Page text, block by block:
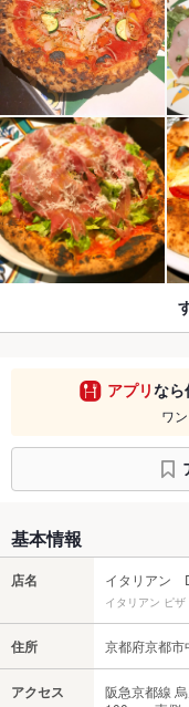
アプリなら
ワ
基本情報
店名 イタリアン
イタリアン ピ
住所 京都府京都
アクセス
阪急京都線